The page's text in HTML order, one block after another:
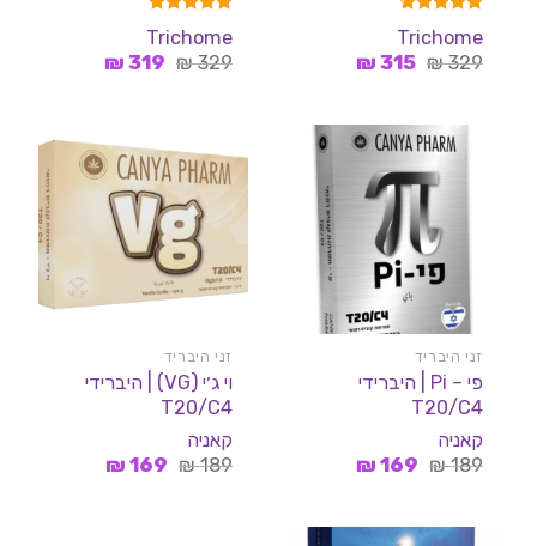
4.67
מתוך 5
Trichome
329
₪ המחיר
329 ₪.
315
₪המחיר
315 ₪.
5.00
מתוך 5
Trichome
329
₪ המחיר
319
₪המחיר
זני היבריד
פי – Pi | היברידי
T20/C4
קאניה
189
₪ המחיר
189 ₪.
169
₪המחיר
169 ₪.
זני היבריד
וי ג׳י (VG) | היברידי
T20/C4
קאניה
189
₪ המחיר
169
₪המחיר